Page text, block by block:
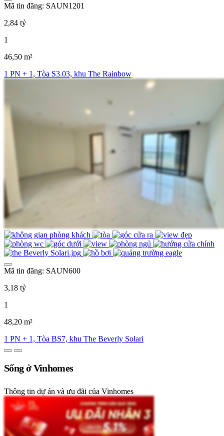
Mã tin đăng: SAUN1201
2,84 tỷ
1
46,50 m²
1 PN + 1, Tòa S3.03, khu The Rainbow
Mã tin đăng: SAUN600
3,18 tỷ
1
48,20 m²
1 PN + 1, Tòa BS7, khu The Beverly Solari
Sống ở Vinhomes
Thông tin dự án và ưu đãi của Vinhomes